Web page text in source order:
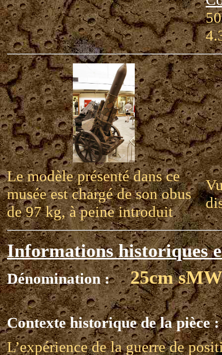
Le modèle présenté dans ce
musée est chargé de son obus
de 97 kg, à peine introduit
Informations historiques
Dénomination : 25cm
Contexte historique de la pièce :
L’expérience de la guerre de